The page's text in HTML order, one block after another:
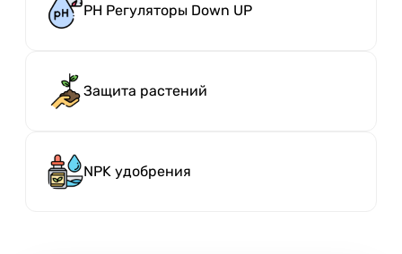
PH Регуляторы Down UP
Защита растений
NPK удобрения